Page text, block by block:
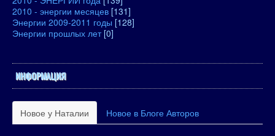
2010 - энергии месяцев [131]
Энергии 2009-2011 годы [128]
Энергии прошлых лет [0]
ИНФОРМАЦИЯ
Новое у Наталии Новое в Блоге Авторов